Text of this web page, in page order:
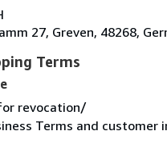
27, Greven, 48268,
Terms
revocation/
Terms and